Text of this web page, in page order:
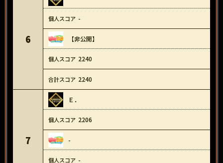
6
-
【非公開】
2240
2240
7
Ｅ．
2206
-
-